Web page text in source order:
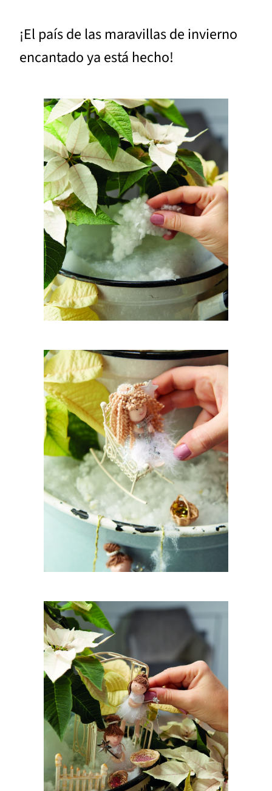
¡El país de las maravillas de invierno
encantado ya está hecho!